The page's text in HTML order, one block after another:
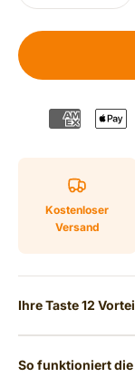
Kostenloser
Versand
Ihre Taste 12
So funktioniert